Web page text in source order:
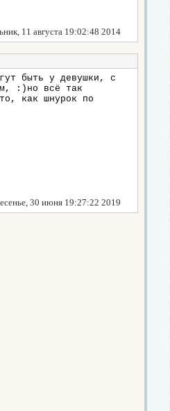
11 августа 19:02:48 2014
быть у девушки, с
:)но всё так
как шнурок по
30 июня 19:27:22 2019